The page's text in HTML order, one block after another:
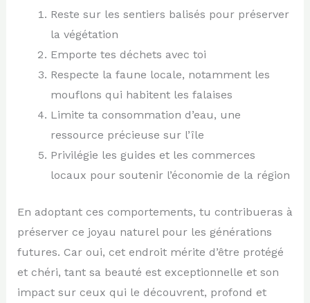
Reste sur les sentiers balisés pour préserver
la végétation
Emporte tes déchets avec toi
Respecte la faune locale, notamment les
mouflons qui habitent les falaises
Limite ta consommation d’eau, une
ressource précieuse sur l’île
Privilégie les guides et les commerces
locaux pour soutenir l’économie de la région
En adoptant ces comportements, tu contribueras à
préserver ce joyau naturel pour les générations
futures. Car oui, cet endroit mérite d’être protégé
et chéri, tant sa beauté est exceptionnelle et son
impact sur ceux qui le découvrent, profond et